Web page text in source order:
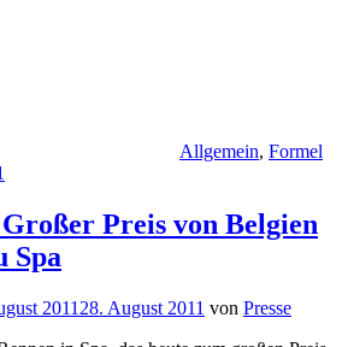
Allgemein, Formel
Preis von Belgien
Spa
2011 28. August 2011 von Presse